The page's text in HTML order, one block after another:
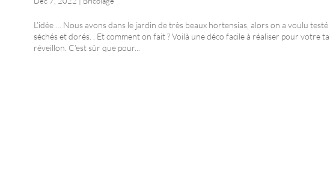
L’idée … Nous avons dans le jardin de très beaux hortensias, alors on a voulu
séchés et dorés. . Et comment on fait ? Voilà une déco facile à réaliser pour votre
réveillon. C’est sûr que pour...